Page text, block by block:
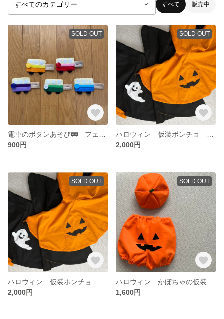
すべて 販売中
SOLD OUT
900円
SOLD OUT
2,000円
SOLD OUT
2,000円
SOLD OUT
1,600円